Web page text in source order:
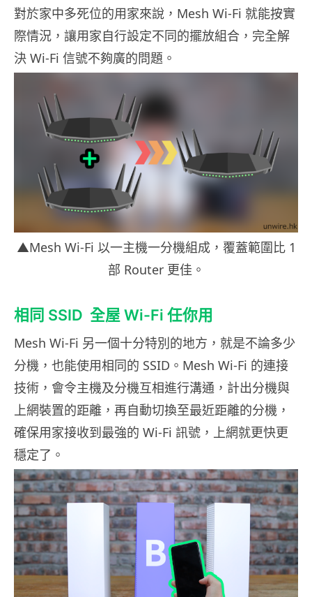
對於家中多死位的用家來說，Mesh Wi-Fi 就能按實
際情況，讓用家自行設定不同的擺放組合，完全解
決 Wi-Fi 信號不夠廣的問題。
▲Mesh Wi-Fi 以一主機一分機組成，覆蓋範圍比 1
部 Router 更佳。
相同 SSID 全屋 Wi-Fi 任你用
Mesh Wi-Fi 另一個十分特別的地方，就是不論多少
分機，也能使用相同的 SSID。Mesh Wi-Fi 的連接
技術，會令主機及分機互相進行溝通，計出分機與
上網裝置的距離，再自動切換至最近距離的分機，
確保用家接收到最強的 Wi-Fi 訊號，上網就更快更
穩定了。